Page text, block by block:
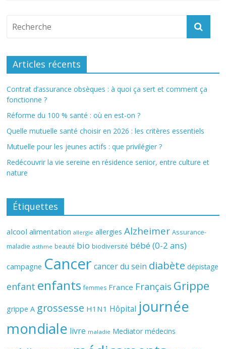
Articles récents
Contrat d’assurance obsèques : à quoi ça sert et comment ça
fonctionne ?
Réforme du 100 % santé : où en est-on ?
Quelle mutuelle santé choisir en 2026 : les critères essentiels
Mutuelle pour les jeunes actifs : que privilégier ?
Redécouvrir la vie sereine en résidence senior, entre culture et
nature
Étiquettes
alcool alimentation allergie allergies Alzheimer Assurance-
maladie asthme beauté bio biodiversité bébé (0-2 ans)
campagne Cancer cancer du sein diabète dépistage
enfant enfants femmes France Français Grippe
grippe A grossesse H1N1 Hôpital journée
mondiale livre maladie Mediator médecins